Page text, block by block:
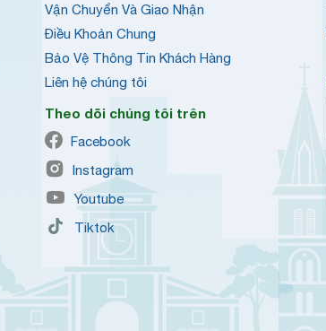
Vận Chuyển Và Giao Nhận
Điều Khoản Chung
Bảo Vệ Thông Tin Khách Hàng
Liên hệ chúng tôi
Theo dõi chúng tôi trên
Facebook
Instagram
Youtube
Tiktok